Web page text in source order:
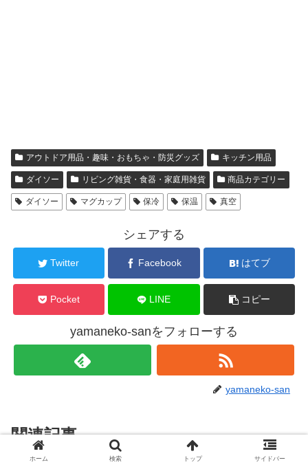
アウトドア用品・趣味・おもちゃ・防災グッズ キッチン用品
ダイソー リビング雑貨・食器・家庭用雑貨 商品カテゴリー
ダイソー マグカップ 保冷 保温 真空
シェアする
Twitter Facebook はてブ
Pocket LINE コピー
yamaneko-sanをフォローする
yamaneko-san
関連記事
ホーム 検索 トップ サイドバー